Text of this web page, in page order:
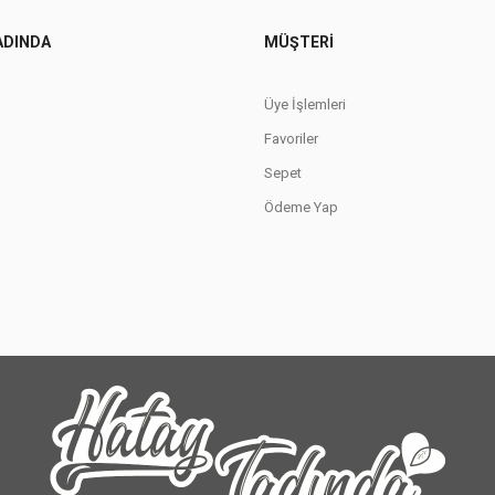
MÜŞTERI
Üye İşlemleri
Favoriler
Sepet
Ödeme Yap